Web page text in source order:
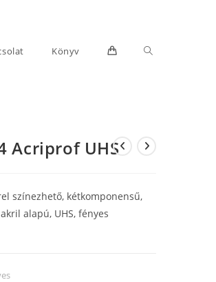
Könyv Toggle
website
Acriprof UHS
színezhető, kétkomponensű,
alapú, UHS, fényes